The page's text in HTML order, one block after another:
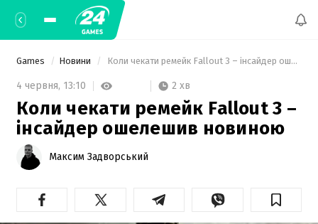
Games Новини Коли чекати ремейк Fallout 3 – інсайдер ошелешив новиною
4 червня, 13:10 2 хв
Коли чекати ремейк Fallout 3 –
інсайдер ошелешив новиною
Максим Задворський